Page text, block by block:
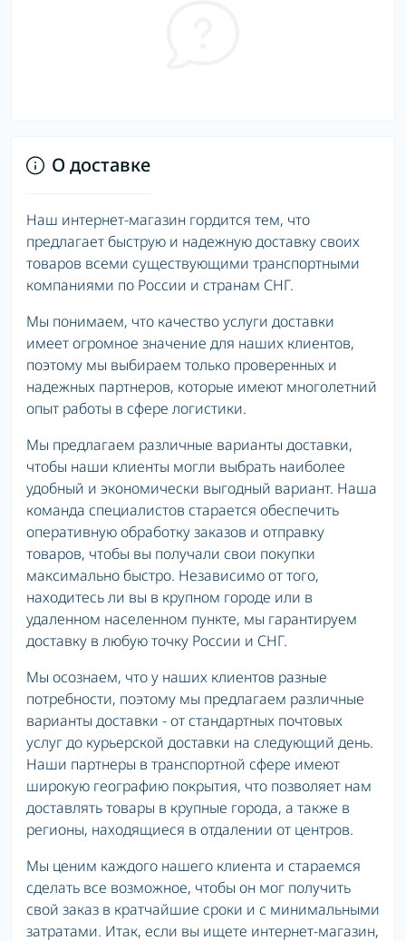
О доставке
Наш интернет-магазин гордится тем, что
предлагает быструю и надежную доставку своих
товаров всеми существующими транспортными
компаниями по России и странам СНГ.
Мы понимаем, что качество услуги доставки
имеет огромное значение для наших клиентов,
поэтому мы выбираем только проверенных и
надежных партнеров, которые имеют многолетний
опыт работы в сфере логистики.
Мы предлагаем различные варианты доставки,
чтобы наши клиенты могли выбрать наиболее
удобный и экономически выгодный вариант. Наша
команда специалистов старается обеспечить
оперативную обработку заказов и отправку
товаров, чтобы вы получали свои покупки
максимально быстро. Независимо от того,
находитесь ли вы в крупном городе или в
удаленном населенном пункте, мы гарантируем
доставку в любую точку России и СНГ.
Мы осознаем, что у наших клиентов разные
потребности, поэтому мы предлагаем различные
варианты доставки - от стандартных почтовых
услуг до курьерской доставки на следующий день.
Наши партнеры в транспортной сфере имеют
широкую географию покрытия, что позволяет нам
доставлять товары в крупные города, а также в
регионы, находящиеся в отдалении от центров.
Мы ценим каждого нашего клиента и стараемся
сделать все возможное, чтобы он мог получить
свой заказ в кратчайшие сроки и с минимальными
затратами. Итак, если вы ищете интернет-магазин,